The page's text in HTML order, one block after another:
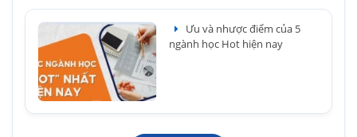
Ưu và nhược điểm của 5
ngành học Hot hiện nay